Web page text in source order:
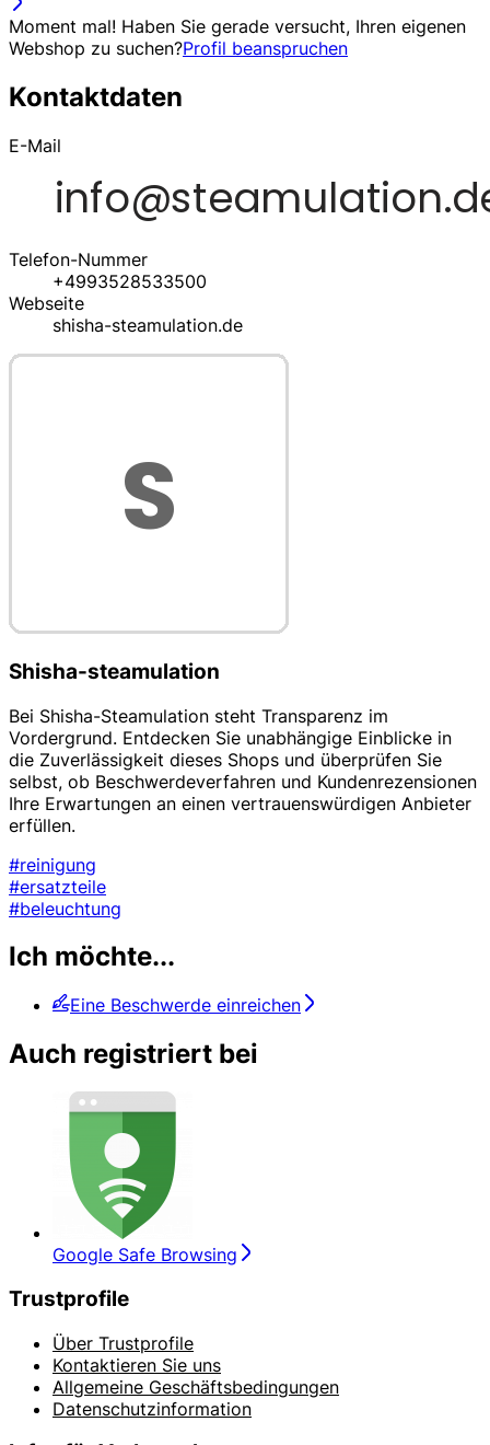
Moment mal! Haben Sie gerade versucht, Ihren eigenen
Webshop zu suchen?Profil beanspruchen
Kontaktdaten
E-Mail
Telefon-Nummer
+4993528533500
Webseite
shisha-steamulation.de
Shisha-steamulation
Bei Shisha-Steamulation steht Transparenz im
Vordergrund. Entdecken Sie unabhängige Einblicke in
die Zuverlässigkeit dieses Shops und überprüfen Sie
selbst, ob Beschwerdeverfahren und Kundenrezensionen
Ihre Erwartungen an einen vertrauenswürdigen Anbieter
erfüllen.
#reinigung
#ersatzteile
#beleuchtung
Ich möchte...
Eine Beschwerde einreichen
Auch registriert bei
Google Safe Browsing
Trustprofile
Über Trustprofile
Kontaktieren Sie uns
Allgemeine Geschäftsbedingungen
Datenschutzinformation